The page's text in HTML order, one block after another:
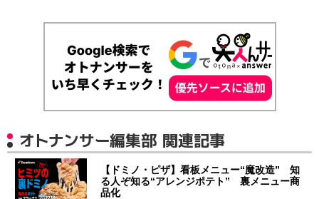
オトナンサー編集部 関連記事
【ドミノ・ピザ】看板メニュー“魔改造” 知
る人ぞ知る“アレンジポテト” 裏メニュー商
品化